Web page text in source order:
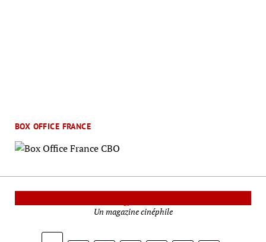
BOX OFFICE FRANCE
Un magazine cinéphile